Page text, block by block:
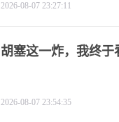
2026-08-07 23:27:11
胡塞这一炸，我终于
2026-08-07 23:54:35